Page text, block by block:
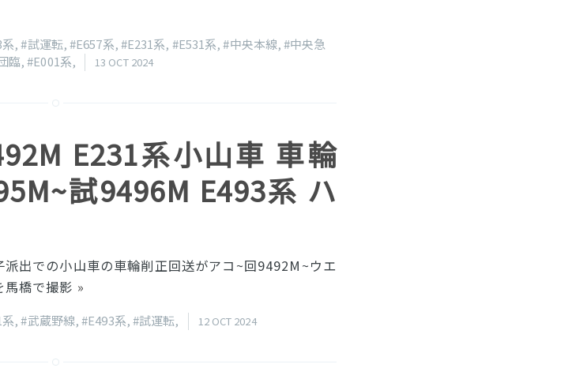
,#試運転,#E657系,#E231系, #E531系,#中央本線,#中央急
臨,#E001系, 13 OCT 2024
E231系小山車 車輪
試9496M E493系 ハ
出での小山車の車輪削正回送がアコ~回9492M~ウエ
橋で撮影 »
,#武蔵野線,#E493系,#試運転, 12 OCT 2024